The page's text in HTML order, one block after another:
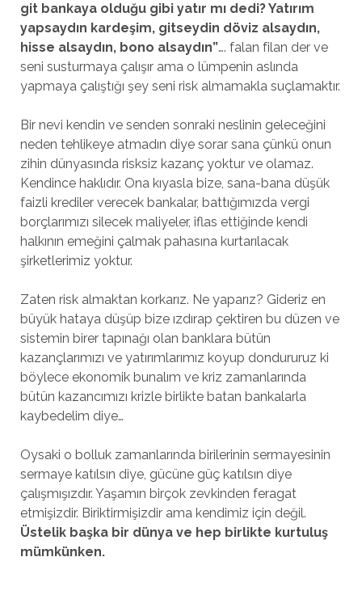
git bankaya olduğu gibi yatır mı dedi? Yatırım
yapsaydın kardeşim, gitseydin döviz alsaydın,
hisse alsaydın, bono alsaydın”…. falan filan der ve
seni susturmaya çalışır ama o lümpenin aslında
yapmaya çalıştığı şey seni risk almamakla suçlamaktır.
Bir nevi kendin ve senden sonraki neslinin geleceğini
neden tehlikeye atmadın diye sorar sana çünkü onun
zihin dünyasında risksiz kazanç yoktur ve olamaz.
Kendince haklıdır. Ona kıyasla bize, sana-bana düşük
faizli krediler verecek bankalar, battığımızda vergi
borçlarımızı silecek maliyeler, iflas ettiğinde kendi
halkının emeğini çalmak pahasına kurtarılacak
şirketlerimiz yoktur.
Zaten risk almaktan korkarız. Ne yaparız? Gideriz en
büyük hataya düşüp bize ızdırap çektiren bu düzen ve
sistemin birer tapınağı olan banklara bütün
kazançlarımızı ve yatırımlarımız koyup dondururuz ki
böylece ekonomik bunalım ve kriz zamanlarında
bütün kazancımızı krizle birlikte batan bankalarla
kaybedelim diye…
Oysaki o bolluk zamanlarında birilerinin sermayesinin
sermaye katılsın diye, gücüne güç katılsın diye
çalışmışızdır. Yaşamın birçok zevkinden feragat
etmişizdir. Biriktirmişizdir ama kendimiz için değil.
Üstelik başka bir dünya ve hep birlikte kurtuluş
mümkünken.